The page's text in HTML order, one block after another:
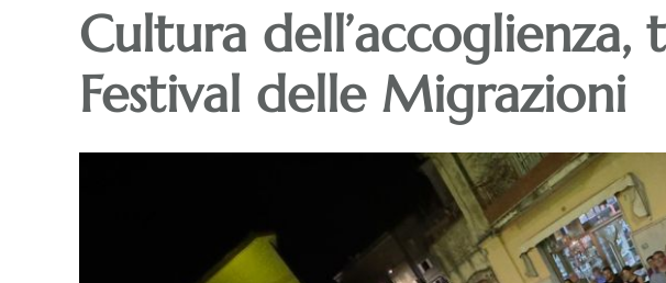
Cultura dell’accoglienza,
Festival delle Migrazioni